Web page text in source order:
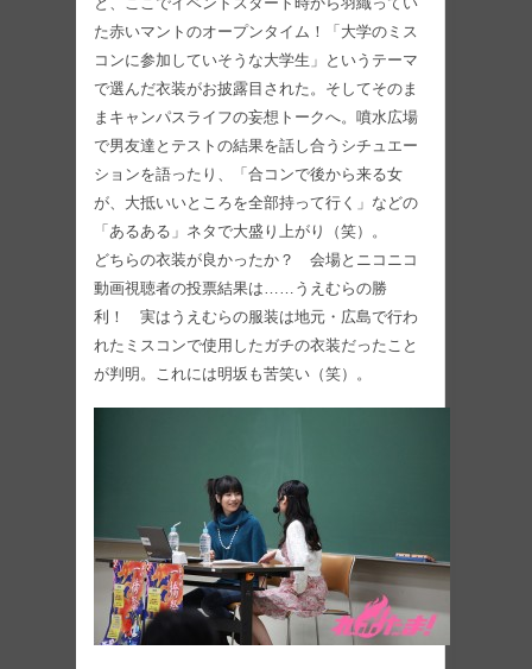
た赤いマントのオープンタイム！「大学のミス
コンに参加していそうな大学生」というテーマ
で選んだ衣装がお披露目された。そしてそのま
まキャンパスライフの妄想トークへ。噴水広場
で男友達とテストの結果を話し合うシチュエー
ションを語ったり、「合コンで後から来る女
が、大抵いいところを全部持って行く」などの
「あるある」ネタで大盛り上がり（笑）。
どちらの衣装が良かったか？ 会場とニコニコ
動画視聴者の投票結果は……うえむらの勝
利！ 実はうえむらの服装は地元・広島で行わ
れたミスコンで使用したガチの衣装だったこと
が判明。これには明坂も苦笑い（笑）。